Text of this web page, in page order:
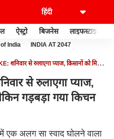
ऐस्ट्रो बिजनेस लाइफस्टाइल
of India INDIA AT 2047
शनिवार से रुलाएगा प्याज, किसानों को मिली
से रुलाएगा प्याज,
गड़बड़ा गया किचन
अलग सा स्वाद घोलने वाला